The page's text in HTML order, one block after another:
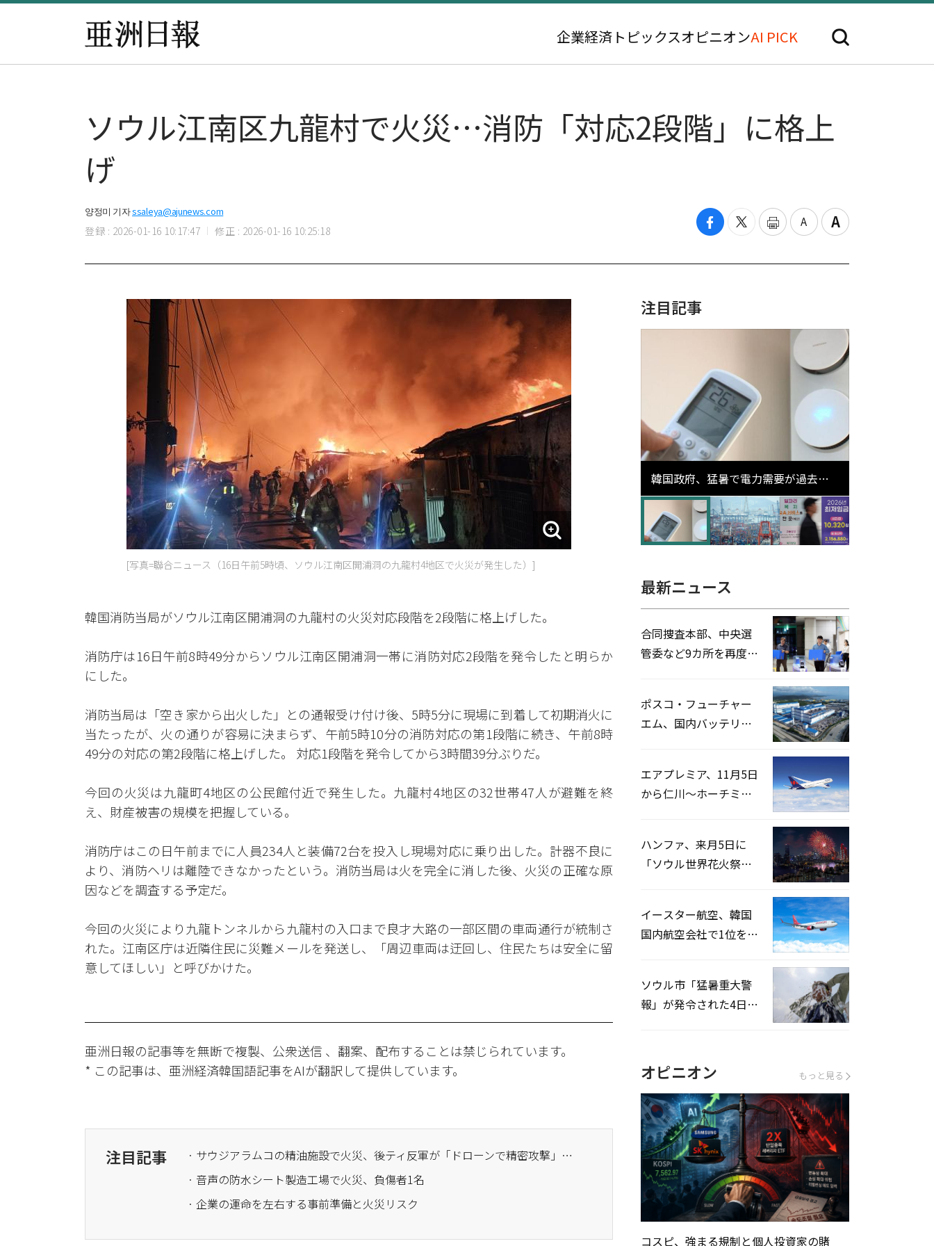
企業経済 トピックスオピニオンAI PICK
ソウル江南区九龍村で火災…消防「対応2段階」に格上
げ
양정미 기자ssaleya@ajunews.com
登録 : 2026-01-16 10:17:47 修正 : 2026-01-16 10:25:18
[写真=聯合ニュース（16日午前5時頃、ソウル江南区開浦洞の九龍村4地区で火災が発生した）]
韓国消防当局がソウル江南区開浦洞の九龍村の火災対応段階を2段階に格上げした。
消防庁は16日午前8時49分からソウル江南区開浦洞一帯に消防対応2段階を発令したと明らか
にした。
消防当局は「空き家から出火した」との通報受け付け後、5時5分に現場に到着して初期消火に
当たったが、火の通りが容易に決まらず、午前5時10分の消防対応の第1段階に続き、午前8時
49分の対応の第2段階に格上げした。 対応1段階を発令してから3時間39分ぶりだ。
今回の火災は九龍町4地区の公民館付近で発生した。九龍村4地区の32世帯47人が避難を終
え、財産被害の規模を把握している。
消防庁はこの日午前までに人員234人と装備72台を投入し現場対応に乗り出した。計器不良に
より、消防ヘリは離陸できなかったという。消防当局は火を完全に消した後、火災の正確な原
因などを調査する予定だ。
今回の火災により九龍トンネルから九龍村の入口まで良才大路の一部区間の車両通行が統制さ
れた。江南区庁は近隣住民に災難メールを発送し、「周辺車両は迂回し、住民たちは安全に留
意してほしい」と呼びかけた。
亜洲日報の記事等を無断で複製、公衆送信 、翻案、配布することは禁じられています。
* この記事は、亜洲経済韓国語記事をAIが翻訳して提供しています。
注目記事
· サウジアラムコの精油施設で火災、後ティ反軍が「ドローンで精密攻撃」と主張
· 音声の防水シート製造工場で火災、負傷者1名
· 企業の運命を左右する事前準備と火災リスク
注目記事
韓国政府、猛暑で電力需要が過去最
高更新の可能性に需給対応体制を点
検
最新ニュース
合同捜査本部、中央選
管委など9カ所を再度家
ポスコ・フューチャー
エム、国内バッテリー
エアプレミア、11月5日
から仁川〜ホーチミン
ハンファ、来月5日に
「ソウル世界花火祭り
イースター航空、韓国
国内航空会社で1位を記
ソウル市「猛暑重大警
報」が発令された4日、
オピニオン もっと見る
コスピ、強まる規制と個人投資家の賭